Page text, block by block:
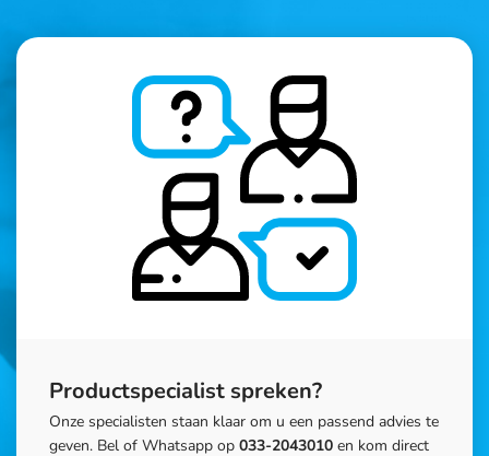
Productspecialist spreken?
Onze specialisten staan klaar om u een passend advies te
geven. Bel of Whatsapp op 033-2043010 en kom direct